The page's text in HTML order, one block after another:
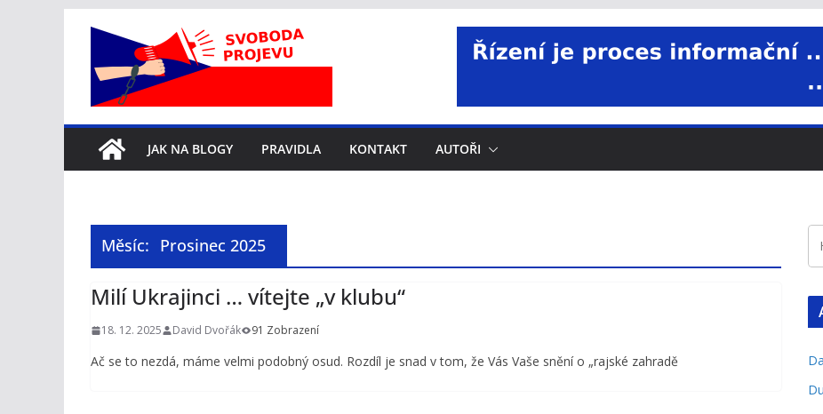
obsah
JAK NA BLOGY PRAVIDLA KONTAKT AUTOŘI
Měsíc: Prosinec 2025
Milí Ukrajinci … vítejte „v klubu“
18. 12. 2025 David Dvořák 91 Zobrazení
Ač se to nezdá, máme velmi podobný osud. Rozdíl je snad v tom, že Vás Vaše snění o „rajské zahradě